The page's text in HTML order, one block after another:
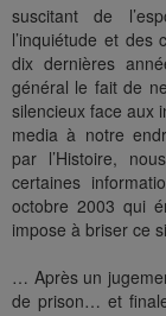
suscitant de
l’inquiétude et des
dix dernières
général le fait de
silencieux face aux
media à notre
par l’Histoire,
certaines
octobre 2003 qui
impose à briser ce
… Après un
de prison… et